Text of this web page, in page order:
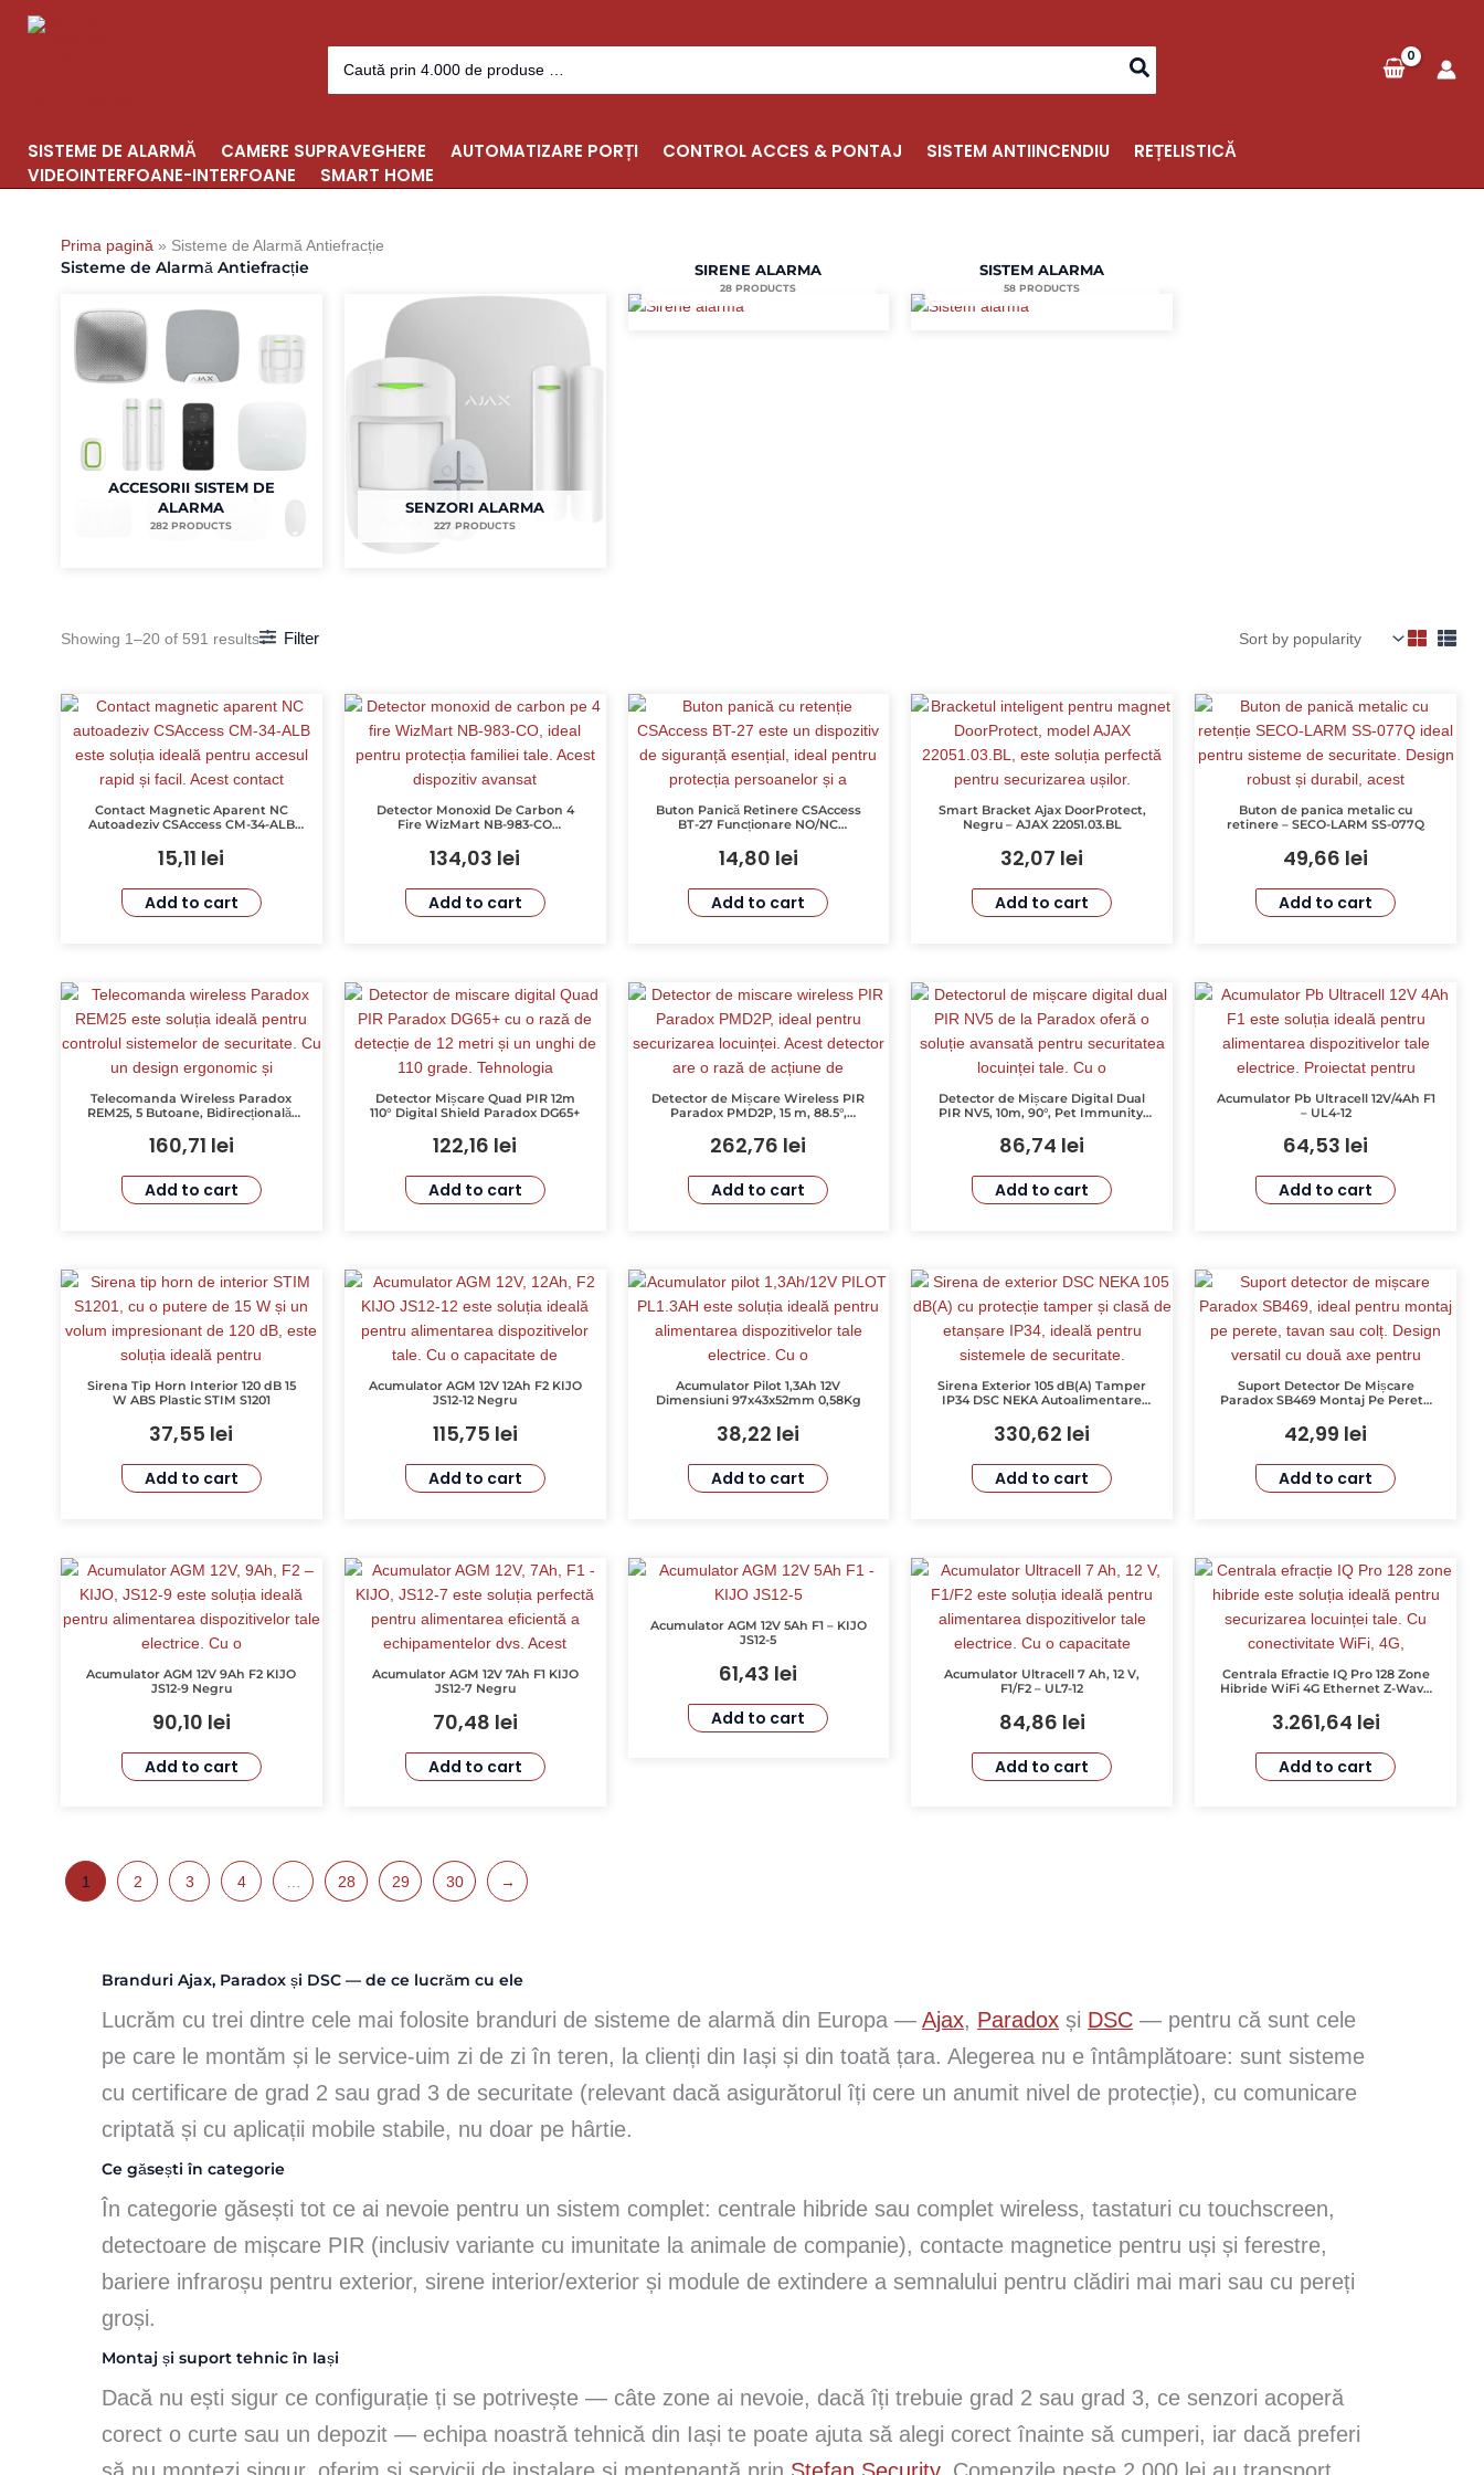
Search
for:
SISTEME DE ALARMĂ CAMERE SUPRAVEGHERE AUTOMATIZARE PORȚI CONTROL ACCES & PONTAJ SISTEM ANTIINCENDIU
REȚELISTICĂ
VIDEOINTERFOANE-INTERFOANE
SMART HOME
Prima pagină » Sisteme de Alarmă Antiefracție
Sisteme de Alarmă Antiefracție
ACCESORII SISTEM DE
ALARMA
282 PRODUCTS
SENZORI ALARMA
227 PRODUCTS
SIRENE ALARMA
28 PRODUCTS
SISTEM ALARMA
58 PRODUCTS
Showing 1–20 of 591 results Filter
Contact Magnetic Aparent NC
Autoadeziv CSAccess CM-34-ALB
15,11 lei
Add to cart
Detector Monoxid De Carbon 4
Fire WizMart NB-983-CO
Acustică și Vizuală Certificat CE
134,03 lei
Add to cart
Buton Panică Retinere CSAccess
BT-27 Funcționare NO/NC
Albă
14,80 lei
Add to cart
Smart Bracket Ajax DoorProtect,
Negru – AJAX 22051.03.BL
32,07 lei
Add to cart
Buton de panica metalic cu
retinere – SECO-LARM SS-077Q
49,66 lei
Add to cart
Telecomanda Wireless Paradox
REM25, 5 Butoane, Bidirecțională,
160,71 lei
Add to cart
Detector Mișcare Quad PIR 12m
110° Digital Shield Paradox DG65+
122,16 lei
Add to cart
Detector de Mișcare Wireless PIR
Paradox PMD2P, 15 m, 88.5°,
MHz, RF 70 m
262,76 lei
Add to cart
Detector de Mișcare Digital Dual
PIR NV5, 10m, 90°, Pet Immunity,
86,74 lei
Add to cart
Acumulator Pb Ultracell 12V/4Ah F1
– UL4-12
64,53 lei
Add to cart
Sirena Tip Horn Interior 120 dB 15
W ABS Plastic STIM S1201
37,55 lei
Add to cart
Acumulator AGM 12V 12Ah F2 KIJO
JS12-12 Negru
115,75 lei
Add to cart
Acumulator Pilot 1,3Ah 12V
Dimensiuni 97x43x52mm 0,58Kg
38,22 lei
Add to cart
Sirena Exterior 105 dB(A) Tamper
IP34 DSC NEKA Autoalimentare
330,62 lei
Add to cart
Suport Detector De Mișcare
Paradox SB469 Montaj Pe Perete
Cablu
42,99 lei
Add to cart
Acumulator AGM 12V 9Ah F2 KIJO
JS12-9 Negru
90,10 lei
Add to cart
Acumulator AGM 12V 7Ah F1 KIJO
JS12-7 Negru
70,48 lei
Add to cart
Acumulator AGM 12V 5Ah F1 – KIJO
JS12-5
61,43 lei
Add to cart
Acumulator Ultracell 7 Ah, 12 V,
F1/F2 – UL7-12
84,86 lei
Add to cart
Centrala Efractie IQ Pro 128 Zone
Hibride WiFi 4G Ethernet Z-Wave
3.261,64 lei
Add to cart
1 2 3 4 28 29 30 →
Branduri Ajax, Paradox și DSC — de ce lucrăm cu ele
Lucrăm cu trei dintre cele mai folosite branduri de sisteme de alarmă din Europa — Ajax, Paradox și DSC — pentru că sunt cele
pe care le montăm și le service-uim zi de zi în teren, la clienți din Iași și din toată țara. Alegerea nu e întâmplătoare: sunt sisteme
cu certificare de grad 2 sau grad 3 de securitate (relevant dacă asigurătorul îți cere un anumit nivel de protecție), cu comunicare
criptată și cu aplicații mobile stabile, nu doar pe hârtie.
Ce găsești în categorie
În categorie găsești tot ce ai nevoie pentru un sistem complet: centrale hibride sau complet wireless, tastaturi cu touchscreen,
detectoare de mișcare PIR (inclusiv variante cu imunitate la animale de companie), contacte magnetice pentru uși și ferestre,
bariere infraroșu pentru exterior, sirene interior/exterior și module de extindere a semnalului pentru clădiri mai mari sau cu pereți
groși.
Montaj și suport tehnic în Iași
Dacă nu ești sigur ce configurație ți se potrivește — câte zone ai nevoie, dacă îți trebuie grad 2 sau grad 3, ce senzori acoperă
corect o curte sau un depozit — echipa noastră tehnică din Iași te poate ajuta să alegi corect înainte să cumperi, iar dacă preferi